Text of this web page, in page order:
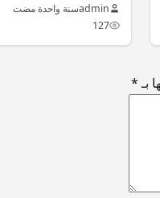
نموًا في قطاع الشركات في…
adminسنة واحدة مضت
127
بـ*